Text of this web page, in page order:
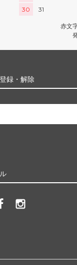
30
31
赤文
録・解除